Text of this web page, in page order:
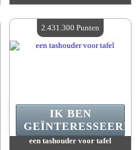
Beschikbare hoeveelheid :4
een tashouder voor tafel
IK BEN
GEÏNTERESSEERD.
2.431.300 Punten